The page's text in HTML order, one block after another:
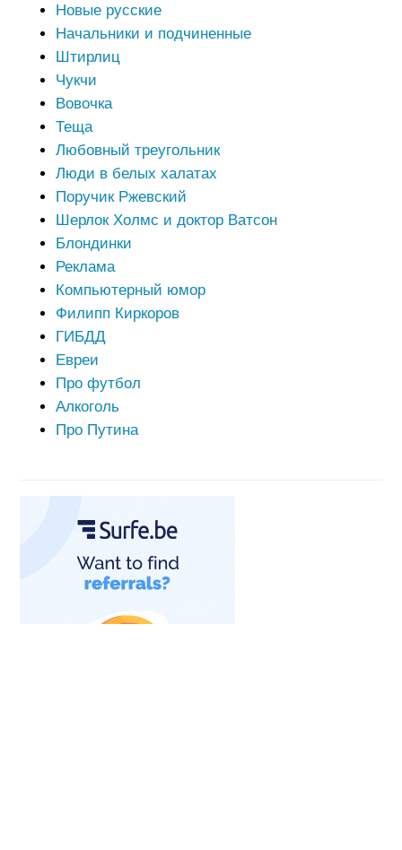
Новые русские
Начальники и подчиненные
Штирлиц
Чукчи
Вовочка
Теща
Любовный треугольник
Люди в белых халатах
Поручик Ржевский
Шерлок Холмс и доктор Ватсон
Блондинки
Реклама
Компьютерный юмор
Филипп Киркоров
ГИБДД
Евреи
Про футбол
Алкоголь
Про Путина